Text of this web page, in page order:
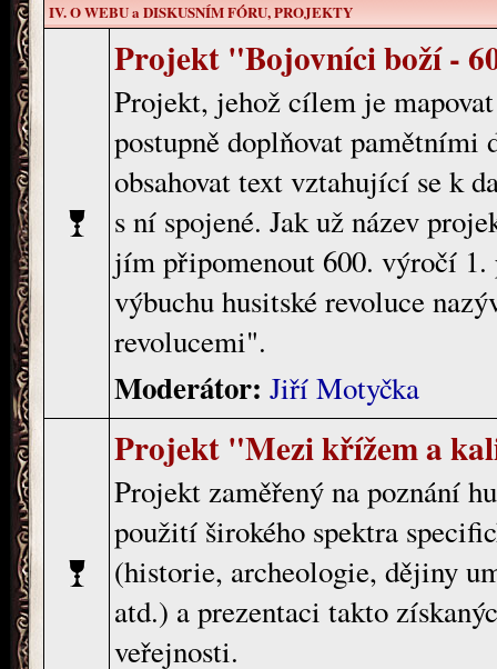
IV. O WEBU a DISKUSNÍM FÓRU, PROJEKTY
Projekt "Bojovníci boží -
Projekt, jehož cílem je
postupně doplňovat pamětními
obsahovat text vztahující se k
s ní spojené. Jak už název
jím připomenout 600. výročí 1.
výbuchu husitské revoluce
revolucemi".
Moderátor: Jiří Motyčka
Projekt "Mezi křížem a
Projekt zaměřený na poznání
použití širokého spektra
(historie, archeologie, dějiny
atd.) a prezentaci takto
veřejnosti.